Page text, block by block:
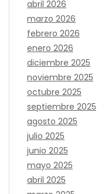
abril 2026
marzo 2026
febrero 2026
enero 2026
diciembre 2025
noviembre 2025
octubre 2025
septiembre 2025
agosto 2025
julio 2025
junio 2025
mayo 2025
abril 2025